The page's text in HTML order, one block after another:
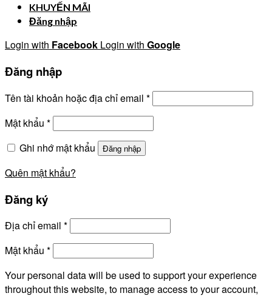
KHUYẾN MÃI
Đăng nhập
Login with Facebook Login with Google
Đăng nhập
Tên tài khoản hoặc địa chỉ email *
Mật khẩu *
Ghi nhớ mật khẩu
Đăng nhập
Quên mật khẩu?
Đăng ký
Địa chỉ email *
Mật khẩu *
Your personal data will be used to support your experience
throughout this website, to manage access to your account,